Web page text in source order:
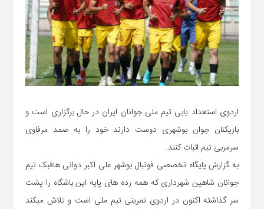
اردوی استعداد یابی تیم ملی جوانان ایران در حال برگزاری است و
بازیکنان جوان بوشهری دوست دارند خود را به صمد مرفاوی
سرمربی تیم اثبات کنند.
به گزارش پایگاه تخصصی فوتبال بوشهر علی اکبر دوانی هافبک تیم
جوانان شاهین شهرداری که همه رده های پایه این باشگاه را پشت
سر گذاشته اکنون در اردوی تمرینی تیم ملی است و تلاش میکند